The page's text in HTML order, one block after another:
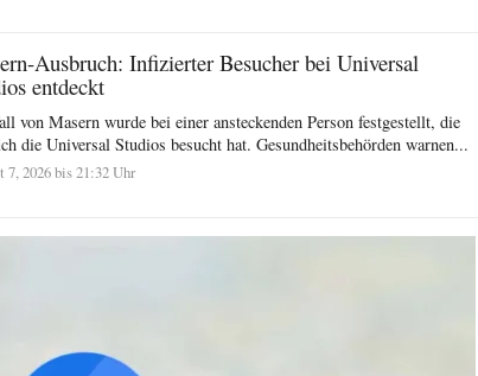
Ausbruch: Infizierter Besucher bei Universal
entdeckt
von Masern wurde bei einer ansteckenden Person festgestellt, die
die Universal Studios besucht hat. Gesundheitsbehörden warnen...
7, 2026 bis 21:32 Uhr